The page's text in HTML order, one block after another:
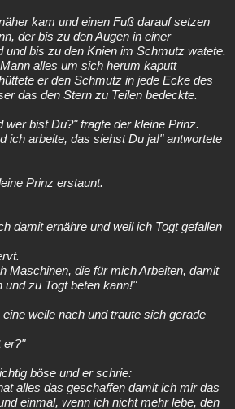
kam und einen Fuß darauf setzen
der bis zu den Augen in einer
und bis zu den Knien im Schmutz watete.
alles um sich herum kaputt
er den Schmutz in jede Ecke des
das den Stern zu Teilen bedeckte.
wer bist Du?" fragte der kleine Prinz.
ich arbeite, das siehst Du ja!" antwortete
Prinz erstaunt.
damit ernähre und weil ich Togt gefallen
Maschinen, die für mich Arbeiten, damit
zu Togt beten kann!"
weile nach und traute sich gerade
er?"
böse und er schrie:
alles das geschaffen damit ich mir das
einmal, wenn ich nicht mehr lebe, den